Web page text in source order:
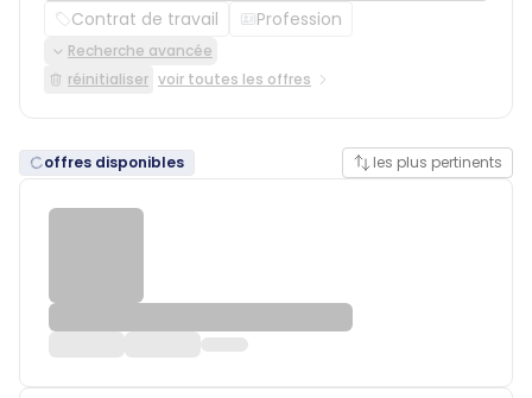
Contrat de travail Profession
Recherche avancée
réinitialiser voir toutes les offres
offres disponibles les plus pertinents